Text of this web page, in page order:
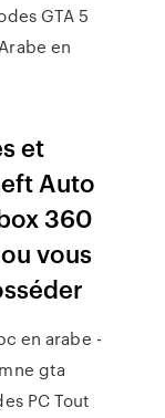
GTA 5
en
et
Auto
360
vous
en arabe -
gta
PC Tout